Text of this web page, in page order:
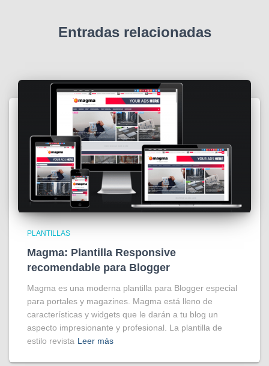
Entradas relacionadas
PLANTILLAS
Magma: Plantilla Responsive
recomendable para Blogger
Magma es una moderna plantilla para Blogger especial
para portales y magazines. Magma está lleno de
características y widgets que le darán a tu blog un
aspecto impresionante y profesional. La plantilla de
estilo revista Leer más